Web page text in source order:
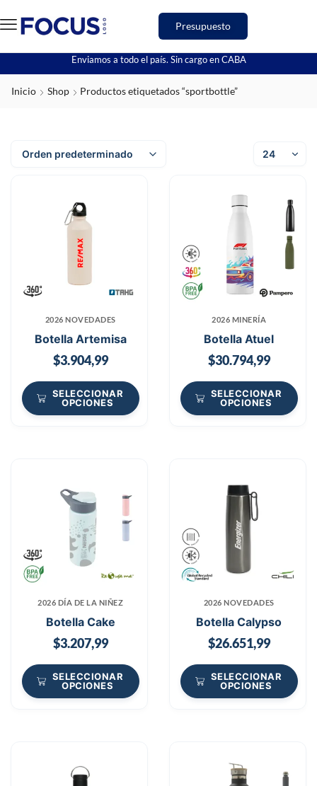
Presupuesto
Enviamos a todo el país. Sin cargo en CABA
Inicio Shop Productos etiquetados “sportbottle”
2026 NOVEDADES
Botella Artemisa
$3.904,99
SELECCIONAR
OPCIONES
2026 MINERÍA
Botella Atuel
$30.794,99
SELECCIONAR
OPCIONES
2026 DÍA DE LA NIÑEZ
Botella Cake
$3.207,99
SELECCIONAR
OPCIONES
2026 NOVEDADES
Botella Calypso
$26.651,99
SELECCIONAR
OPCIONES